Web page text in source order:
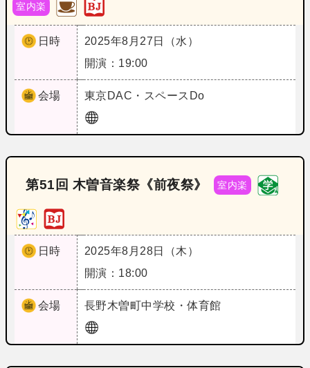
室内楽
日時
2025年8月27日（水）
開演：19:00
会場 東京DAC・スペースDo
第51回 木曽音楽祭《前夜祭》 室内楽
日時
2025年8月28日（木）
開演：18:00
会場 長野木曽町中学校・体育館